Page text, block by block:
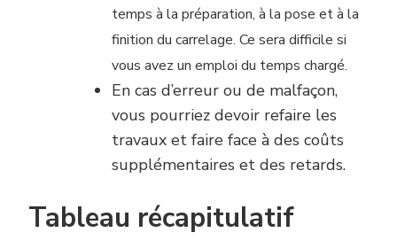
temps à la préparation, à la pose et à la
finition du carrelage. Ce sera difficile si
vous avez un emploi du temps chargé.
En cas d’erreur ou de malfaçon,
vous pourriez devoir refaire les
travaux et faire face à des coûts
supplémentaires et des retards.
Tableau récapitulatif